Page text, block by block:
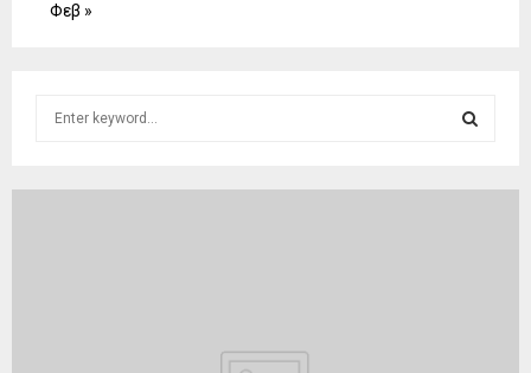
Φεβ »